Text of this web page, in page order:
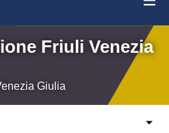
Friuli Venezia
Giulia